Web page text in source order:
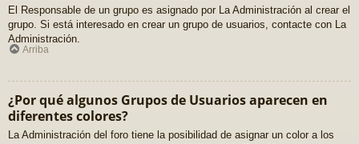
El Responsable de un grupo es asignado por La Administración al crear el
grupo. Si está interesado en crear un grupo de usuarios, contacte con La
Administración.
Arriba
¿Por qué algunos Grupos de Usuarios aparecen en
diferentes colores?
La Administración del foro tiene la posibilidad de asignar un color a los